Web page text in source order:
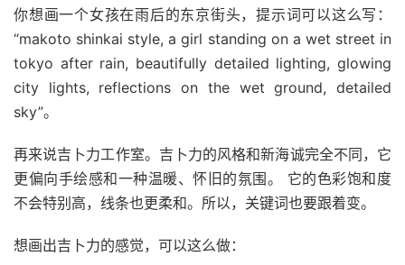
你想画一个女孩在雨后的东京街头，提示词可以这么写：
“makoto shinkai style, a girl standing on a wet street in
tokyo after rain, beautifully detailed lighting, glowing
city lights, reflections on the wet ground, detailed
sky”。
再来说吉卜力工作室。吉卜力的风格和新海诚完全不同，它
更偏向手绘感和一种温暖、怀旧的氛围。 它的色彩饱和度
不会特别高，线条也更柔和。所以，关键词也要跟着变。
想画出吉卜力的感觉，可以这么做：